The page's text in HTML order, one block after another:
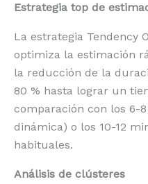
Estrategia top de
La estrategia Tendency
optimiza la estimación
la reducción de la
80 % hasta lograr un
comparación con los 6-
dinámica) o los 10-12
habituales.
Análisis de clústeres